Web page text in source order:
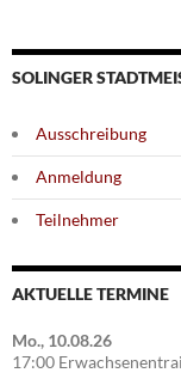
SOLINGER
Ausschreibung
Anmeldung
Teilnehmer
AKTUELLE TERMINE
Mo., 10.08.26
17:00